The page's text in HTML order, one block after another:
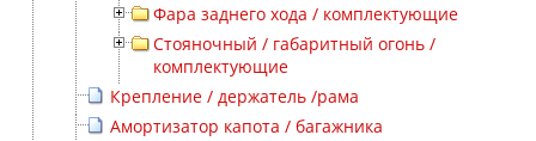
Фара заднего хода / комплектующие
Стояночный / габаритный огонь /
комплектующие
Крепление / держатель /рама
Амортизатор капота / багажника